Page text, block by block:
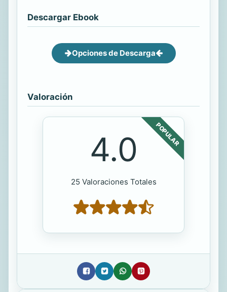
Descargar Ebook
Opciones de Descarga
Valoración
POPULAR
4.0
25 Valoraciones Totales